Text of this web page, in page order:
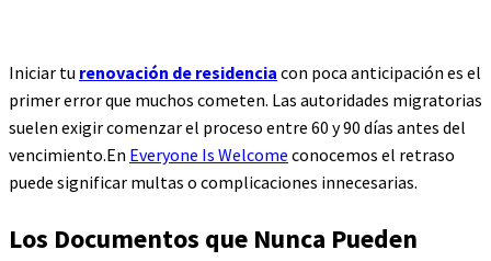
Iniciar tu renovación de residencia con poca anticipación es el
primer error que muchos cometen. Las autoridades migratorias
suelen exigir comenzar el proceso entre 60 y 90 días antes del
vencimiento.En Everyone Is Welcome conocemos el retraso
puede significar multas o complicaciones innecesarias.
Los Documentos que Nunca Pueden